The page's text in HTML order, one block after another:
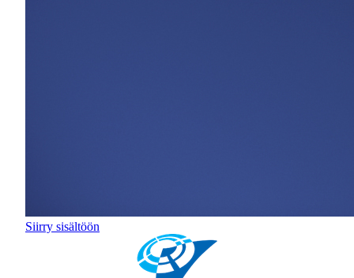
Siirry sisältöön